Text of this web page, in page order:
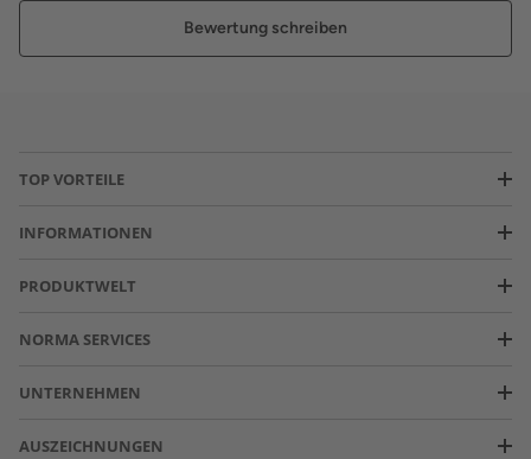
Bewertung schreiben
TOP VORTEILE
INFORMATIONEN
PRODUKTWELT
NORMA SERVICES
UNTERNEHMEN
AUSZEICHNUNGEN